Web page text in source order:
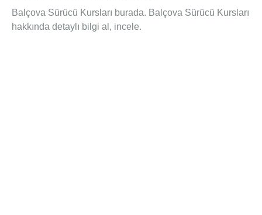
Balçova Sürücü Kursları burada. Balçova Sürücü Kursları
hakkında detaylı bilgi al, incele.